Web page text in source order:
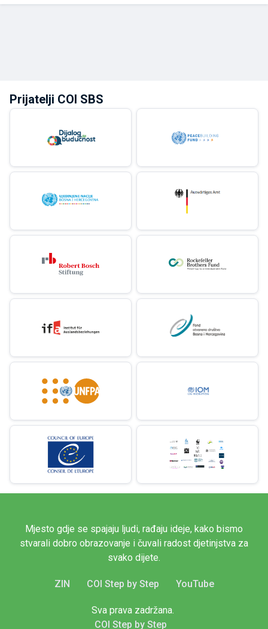
znanja ).
Prijatelji COI SBS
Mjesto gdje se spajaju ljudi, rađaju ideje, kako bismo
stvarali dobro obrazovanje i čuvali radost djetinjstva za
svako dijete.
ZIN COI Step by Step YouTube
Sva prava zadržana.
COI Step by Step